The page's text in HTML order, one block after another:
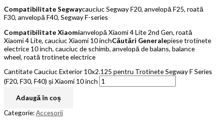
Compatibilitate Segwaycauciuc Segway F20, anvelopă F25, roată
F30, anvelopă F40, Segway F-series
Compatibilitate Xiaomianvelopă Xiaomi 4 Lite 2nd Gen, roată
Xiaomi 4 Lite, cauciuc Xiaomi 10 inchCăutări Generalepiese trotinete
electrice 10 inch, cauciuc de schimb, anvelopă de balans, balance
wheel, roată trotinete electrice
Cantitate Cauciuc Exterior 10x2.125 pentru Trotinete Segway F Series
(F20, F30, F40) și Xiaomi 10 inch
Adaugă în coș
Categorie:Accesorii